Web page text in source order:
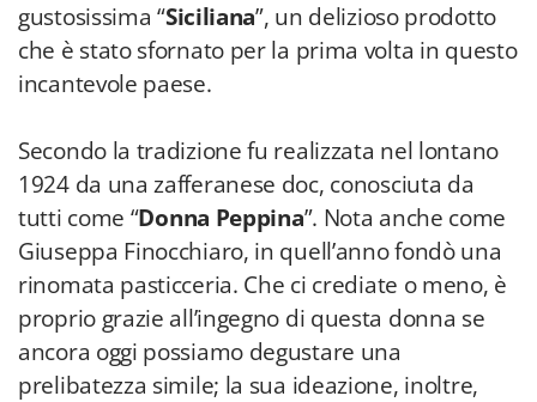
gustosissima “Siciliana”, un delizioso prodotto
che è stato sfornato per la prima volta in questo
incantevole paese.
Secondo la tradizione fu realizzata nel lontano
1924 da una zafferanese doc, conosciuta da
tutti come “Donna Peppina”. Nota anche come
Giuseppa Finocchiaro, in quell’anno fondò una
rinomata pasticceria. Che ci crediate o meno, è
proprio grazie all’ingegno di questa donna se
ancora oggi possiamo degustare una
prelibatezza simile; la sua ideazione, inoltre,